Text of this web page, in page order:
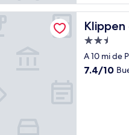
Klippen -
Propiedad
de
2.5
A 10 mi de
7.4
7.4/10